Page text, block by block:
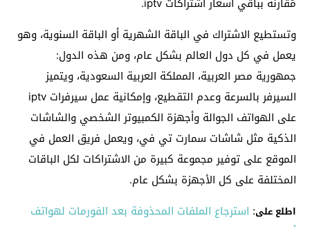
وتستطيع الاشتراك في الباقة الشهرية أو الباقة السنوية، وهو
يعمل في كل دول العالم بشكل عام، ومن هذه الدول:
جمهورية مصر العربية، المملكة العربية السعودية، ويتميز
السيرفر بالسرعة وعدم التقطيع، وإمكانية عمل سيرفرات iptv
على الهواتف الجوالة وأجهزة الكمبيوتر الشخصي والشاشات
الذكية مثل شاشات سمارت تي في، ويعمل فريق العمل في
الموقع على توفير مجموعة كبيرة من الاشتراكات لكل الباقات
المختلفة على كل الأجهزة بشكل عام.
اطلع على: استرجاع الملفات المحذوفة بعد الفورمات لهواتف